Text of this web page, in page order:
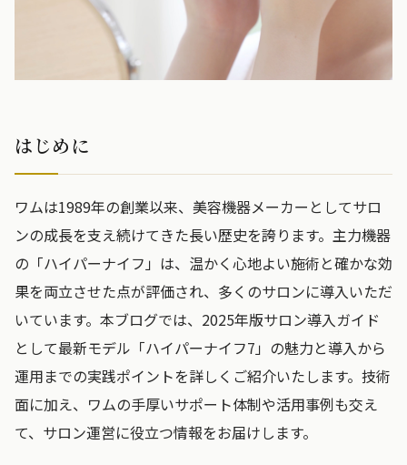
はじめに
ワムは1989年の創業以来、美容機器メーカーとしてサロ
ンの成長を支え続けてきた長い歴史を誇ります。主力機器
の「ハイパーナイフ」は、温かく心地よい施術と確かな効
果を両立させた点が評価され、多くのサロンに導入いただ
いています。本ブログでは、2025年版サロン導入ガイド
として最新モデル「ハイパーナイフ7」の魅力と導入から
運用までの実践ポイントを詳しくご紹介いたします。技術
面に加え、ワムの手厚いサポート体制や活用事例も交え
て、サロン運営に役立つ情報をお届けします。